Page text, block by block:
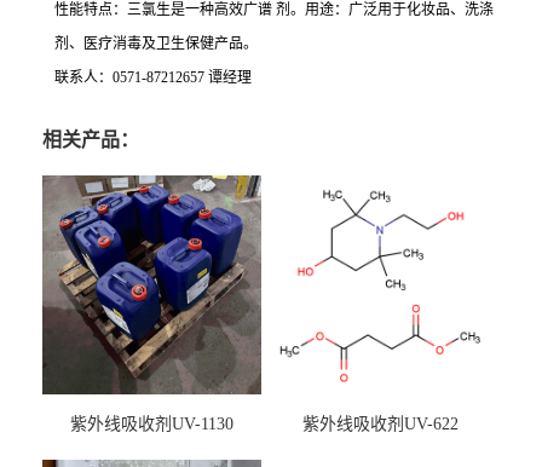
性能特点：三氯生是一种高效广谱 剂。用途：广泛用于化妆品、洗涤
剂、医疗消毒及卫生保健产品。
联系人：0571-87212657 谭经理
相关产品：
紫外线吸收剂UV-1130 紫外线吸收剂UV-622